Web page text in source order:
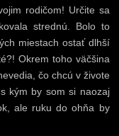
rodičom! Určite sa
strednú. Bolo to
miestach ostať dlhší
Okrem toho väčšina
čo chcú v živote
kým by som si naozaj
ale ruku do ohňa by